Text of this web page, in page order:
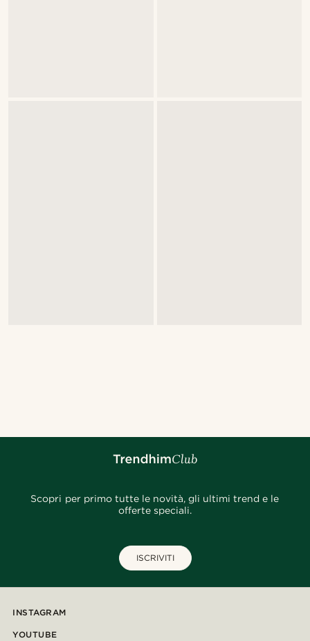
Scopri per primo tutte le novità, gli ultimi trend e le
offerte speciali.
ISCRIVITI
INSTAGRAM
YOUTUBE